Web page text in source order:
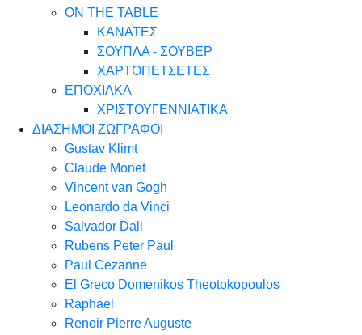
ON THE TABLE
ΚΑΝΑΤΕΣ
ΣΟΥΠΛΑ - ΣΟΥΒΕΡ
ΧΑΡΤΟΠΕΤΣΕΤΕΣ
ΕΠΟΧΙΑΚΑ
ΧΡΙΣΤΟΥΓΕΝΝΙΑΤΙΚΑ
ΔΙΑΣΗΜΟΙ ΖΩΓΡΑΦΟΙ
Gustav Klimt
Claude Monet
Vincent van Gogh
Leonardo da Vinci
Salvador Dali
Rubens Peter Paul
Paul Cezanne
El Greco Domenikos Theotokopoulos
Raphael
Renoir Pierre Auguste